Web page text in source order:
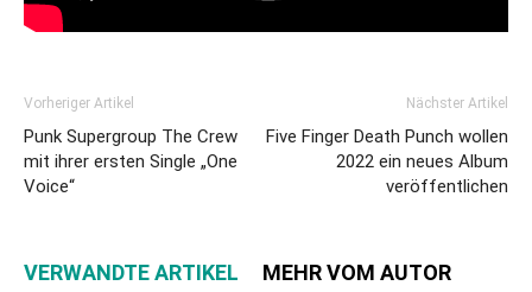
Vorheriger Artikel
Punk Supergroup The Crew
mit ihrer ersten Single „One
Voice“
Nächster Artikel
Five Finger Death Punch wollen
2022 ein neues Album
veröffentlichen
VERWANDTE ARTIKEL MEHR VOM AUTOR